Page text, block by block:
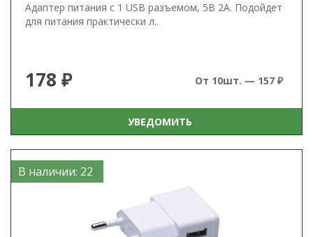
Адаптер питания с 1 USB разъемом, 5В 2А. Подойдет
для питания практически л..
178 ₽ От 10шт. — 157 ₽
УВЕДОМИТЬ
В наличии: 22